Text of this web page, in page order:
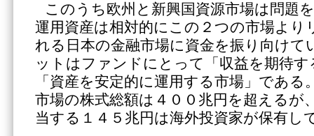
このうち欧州と新興国資源市場は問題
運用資産は相対的にこの２つの市場より
れる日本の金融市場に資金を振り向けて
ットはファンドにとって「収益を期待
「資産を安定的に運用する市場」である
市場の株式総額は４００兆円を超えるが
当する１４５兆円は海外投資家が保有し